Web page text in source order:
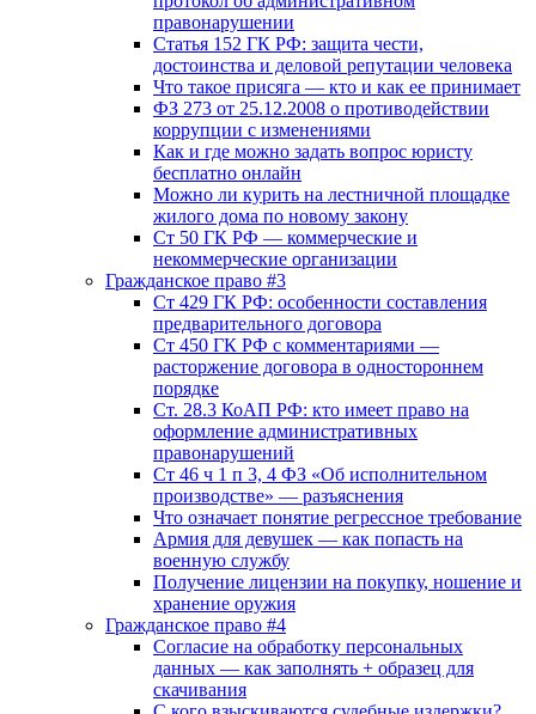
правонарушении
Статья 152 ГК РФ: защита чести,
достоинства и деловой репутации человека
Что такое присяга — кто и как ее принимает
ФЗ 273 от 25.12.2008 о противодействии
коррупции с изменениями
Как и где можно задать вопрос юристу
бесплатно онлайн
Можно ли курить на лестничной площадке
жилого дома по новому закону
Ст 50 ГК РФ — коммерческие и
некоммерческие организации
Гражданское право #3
Ст 429 ГК РФ: особенности составления
предварительного договора
Ст 450 ГК РФ с комментариями —
расторжение договора в одностороннем
порядке
Ст. 28.3 КоАП РФ: кто имеет право на
оформление административных
правонарушений
Ст 46 ч 1 п 3, 4 ФЗ «Об исполнительном
производстве» — разъяснения
Что означает понятие регрессное требование
Армия для девушек — как попасть на
военную службу
Получение лицензии на покупку, ношение и
хранение оружия
Гражданское право #4
Согласие на обработку персональных
данных — как заполнять + образец для
скачивания